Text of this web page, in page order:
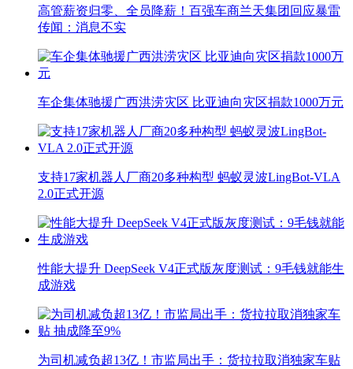
高管薪资归零、全员降薪！百强车商兰天集团回应暴雷
传闻：消息不实
车企集体驰援广西洪涝灾区 比亚迪向灾区捐款1000万元
支持17家机器人厂商20多种构型 蚂蚁灵波LingBot-VLA
2.0正式开源
性能大提升 DeepSeek V4正式版灰度测试：9毛钱就能生
成游戏
为司机减负超13亿！市监局出手：货拉拉取消独家车贴